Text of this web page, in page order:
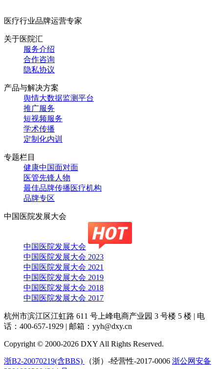
医疗行业品牌运营专家
关于医院汇
服务介绍
合作咨询
隐私协议
产品与解决方案
舆情大数据监测平台
推广服务
短视频服务
学术传播
定制化内训
专题栏目
健康中国面对面
医管先锋人物
最佳品牌传播医疗机构
品牌专区
中国医院发展大会
中国医院发展大会
中国医院发展大会 2023
中国医院发展大会 2021
中国医院发展大会 2019
中国医院发展大会 2018
中国医院发展大会 2017
杭州市滨江区江虹路 611 号上峰电商产业园 3 号楼 5 楼 | 电
话：400-657-1929 | 邮箱：yyh@dxy.cn
Copyright © 2000-2026 DXY All Rights Reserved.
浙B2-20070219(含BBS) （浙）-经营性-2017-0006 浙公网安备